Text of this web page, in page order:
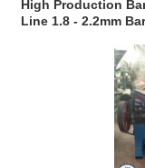
High Production
Line 1.8 - 2.2mm